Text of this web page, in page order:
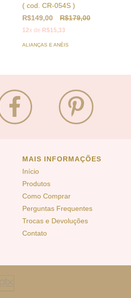
( cod. CR-054S )
R$149,00
R$179,00
12x de R$15,33
ALIANÇAS E ANÉIS
MAIS INFORMAÇÕES
Início
Produtos
Como Comprar
Perguntas Frequentes
Trocas e Devoluções
Contato